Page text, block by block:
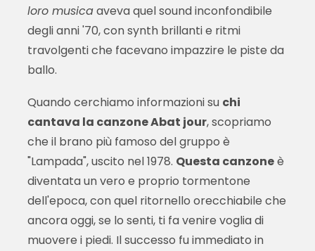
loro musicaaveva quel sound inconfondibile
degli anni '70, con synth brillanti e ritmi
travolgenti che facevano impazzire le piste da
ballo.
Quando cerchiamo informazioni su chi
cantava la canzone Abat jour, scopriamo
che il brano più famoso del gruppo è
"Lampada", uscito nel 1978. Questa canzoneè
diventata un vero e proprio tormentone
dell'epoca, con quel ritornello orecchiabile che
ancora oggi, se lo senti, ti fa venire voglia di
muovere i piedi. Il successo fu immediato in